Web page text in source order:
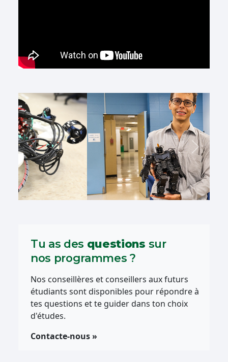
Précédent Suivant
Tu as des questions sur
nos programmes ?
Nos conseillères et conseillers aux futurs
étudiants sont disponibles pour répondre à
tes questions et te guider dans ton choix
d'études.
Contacte-nous »